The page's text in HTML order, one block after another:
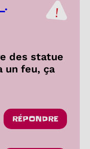
des statue
un feu, ça
RÉPONDRE